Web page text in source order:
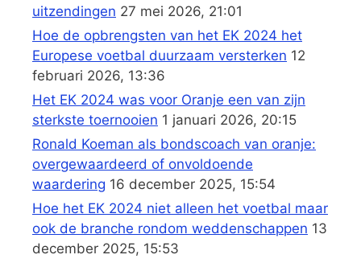
uitzendingen 27 mei 2026, 21:01
Hoe de opbrengsten van het EK 2024 het
Europese voetbal duurzaam versterken 12
februari 2026, 13:36
Het EK 2024 was voor Oranje een van zijn
sterkste toernooien 1 januari 2026, 20:15
Ronald Koeman als bondscoach van oranje:
overgewaardeerd of onvoldoende
waardering 16 december 2025, 15:54
Hoe het EK 2024 niet alleen het voetbal maar
ook de branche rondom weddenschappen 13
december 2025, 15:53